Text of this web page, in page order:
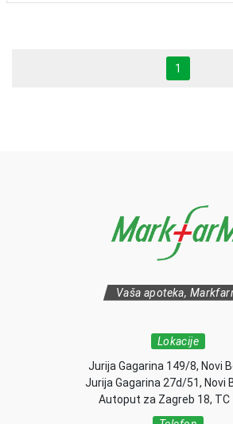
1
Vaša apoteka,
Lokacije
Jurija Gagarina 149/8, Novi
Jurija Gagarina 27d/51, Novi
Autoput za Zagreb 18, TC